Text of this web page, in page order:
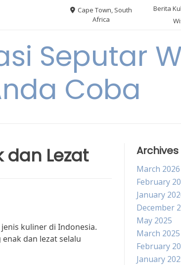
Cape Town, South
Africa
Berita
Seputar
Coba
dan Lezat
kuliner di Indonesia.
dan lezat selalu
Archives
March 2026
February
January
December
May 2025
March 2025
February
January